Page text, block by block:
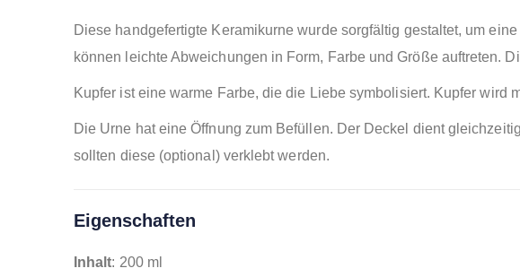
Diese handgefertigte Keramikurne wurde sorgfältig gestaltet, um
können leichte Abweichungen in Form, Farbe und Größe auftreten.
Kupfer ist eine warme Farbe, die die Liebe symbolisiert. Kupfer wird
Die Urne hat eine Öffnung zum Befüllen. Der Deckel dient
sollten diese (optional) verklebt werden.
Eigenschaften
Inhalt: 200 ml